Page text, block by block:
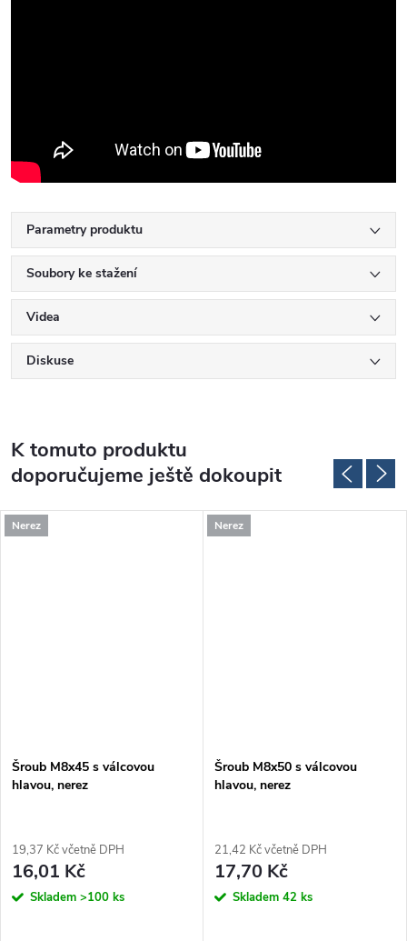
Parametry produktu
Soubory ke stažení
Videa
Diskuse
K tomuto produktu
doporučujeme ještě dokoupit
Nerez
Šroub M8x45 s válcovou
hlavou, nerez
19,37 Kč včetně DPH
16,01 Kč
Skladem >100 ks
Nerez
Šroub M8x50 s válcovou
hlavou, nerez
21,42 Kč včetně DPH
17,70 Kč
Skladem 42 ks